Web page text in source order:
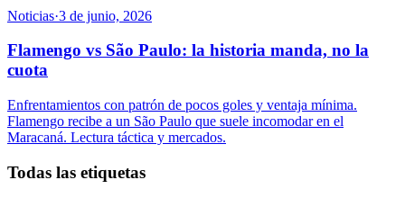
Noticias·3 de junio, 2026
Flamengo vs São Paulo: la historia manda, no la
cuota
Enfrentamientos con patrón de pocos goles y ventaja mínima.
Flamengo recibe a un São Paulo que suele incomodar en el
Maracaná. Lectura táctica y mercados.
Todas las etiquetas